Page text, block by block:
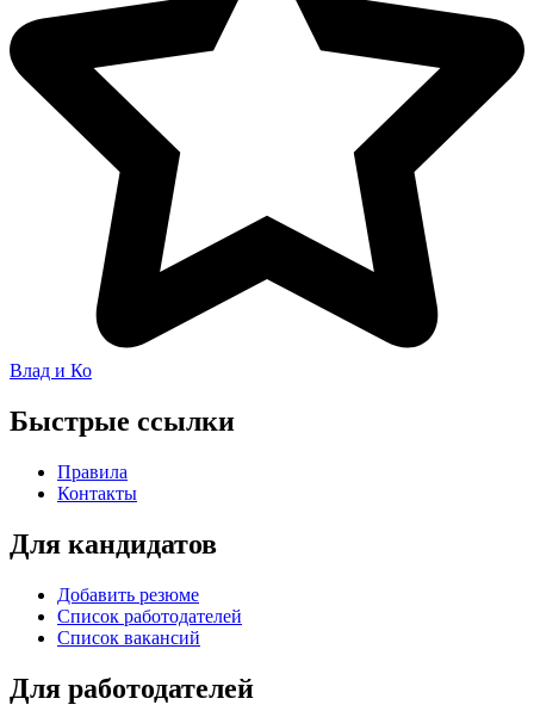
Влад и Ко
Быстрые ссылки
Правила
Контакты
Для кандидатов
Добавить резюме
Список работодателей
Список вакансий
Для работодателей